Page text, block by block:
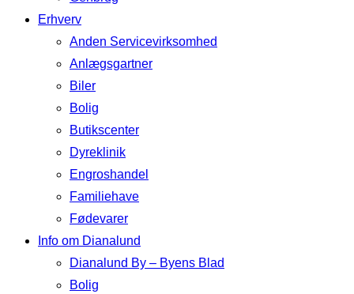
Erhverv
Anden Servicevirksomhed
Anlægsgartner
Biler
Bolig
Butikscenter
Dyreklinik
Engroshandel
Familiehave
Fødevarer
Info om Dianalund
Dianalund By – Byens Blad
Bolig